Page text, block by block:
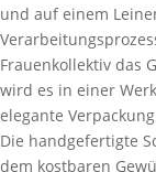
und auf einem
Frauenkollektiv das
wird es in einer
elegante
Die handgefertigte
dem kostbaren